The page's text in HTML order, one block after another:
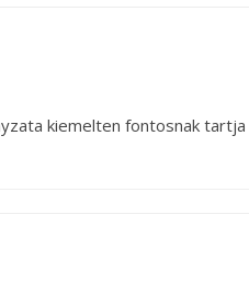
kiemelten fontosnak tartja